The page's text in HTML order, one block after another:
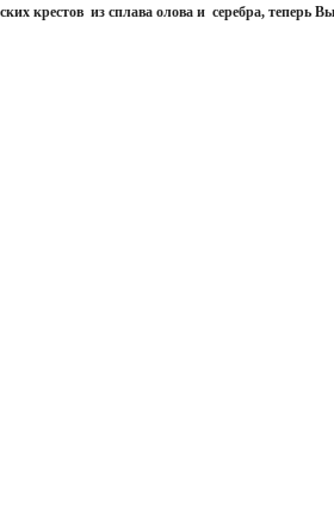
крестов из сплава олова и серебра, теперь